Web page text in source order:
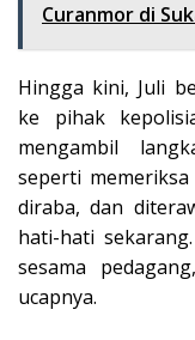
Curanmor di
Hingga kini, Juli
ke pihak
mengambil
seperti
diraba, dan
hati-hati
sesama
ucapnya.